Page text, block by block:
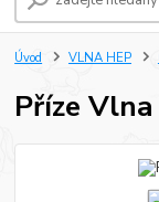
Úvod VLNA HEP
Příze